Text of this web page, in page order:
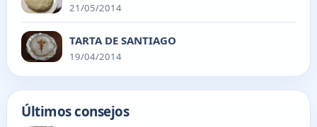
21/05/2014
TARTA DE SANTIAGO
19/04/2014
Últimos consejos